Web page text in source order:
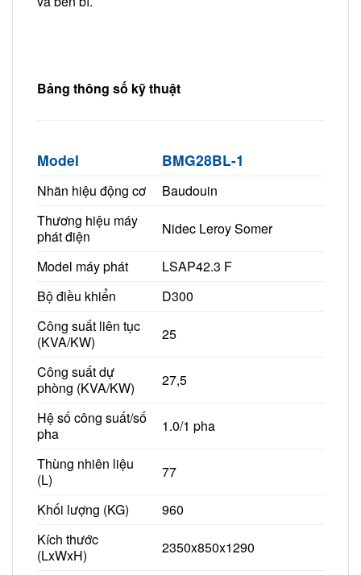
Bảng thông số kỹ thuật
Model BMG28BL-1
Nhãn hiệu động cơ
Baudouin
Thương hiệu máy
phát điện
Nidec Leroy Somer
Model máy phát
LSAP42.3 F
Bộ điều khiển
D300
Công suất liên tục
(KVA/KW)
25
Công suất dự
phòng (KVA/KW)
27,5
Hệ số công suất/số
pha
1.0/1 pha
Thùng nhiên liệu
(L)
77
Khối lượng (KG)
960
Kích thước
(LxWxH)
2350x850x1290